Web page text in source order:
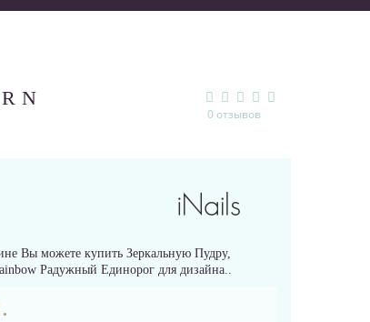
0 отзывов
Вы можете купить Зеркальную Пудру,
Радужный Единорог для дизайна..